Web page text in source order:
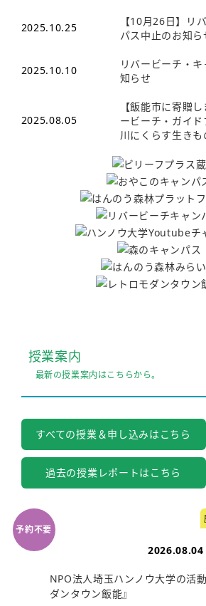
2025.10.25
【10月26日】リ
パス中止のお知ら
2025.10.10
リバービーチ・
知らせ
2025.08.05
【飯能市に寄贈
ービーチ・ガイ
川にくらす生き
授業案内
最新の授業案内はこちらから。
すべての授業＆申し込みはこちら
過去の授業レポートはこちら
2026.08.04
NPO法人埼玉ハンノウ大学の活
ダンタウン飯能』